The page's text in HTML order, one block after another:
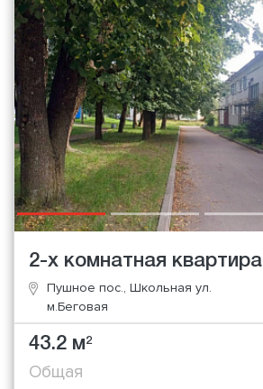
2-х комнатная квартира
Пушное пос., Школьная ул.
м.Беговая
43.2 м2
Общая